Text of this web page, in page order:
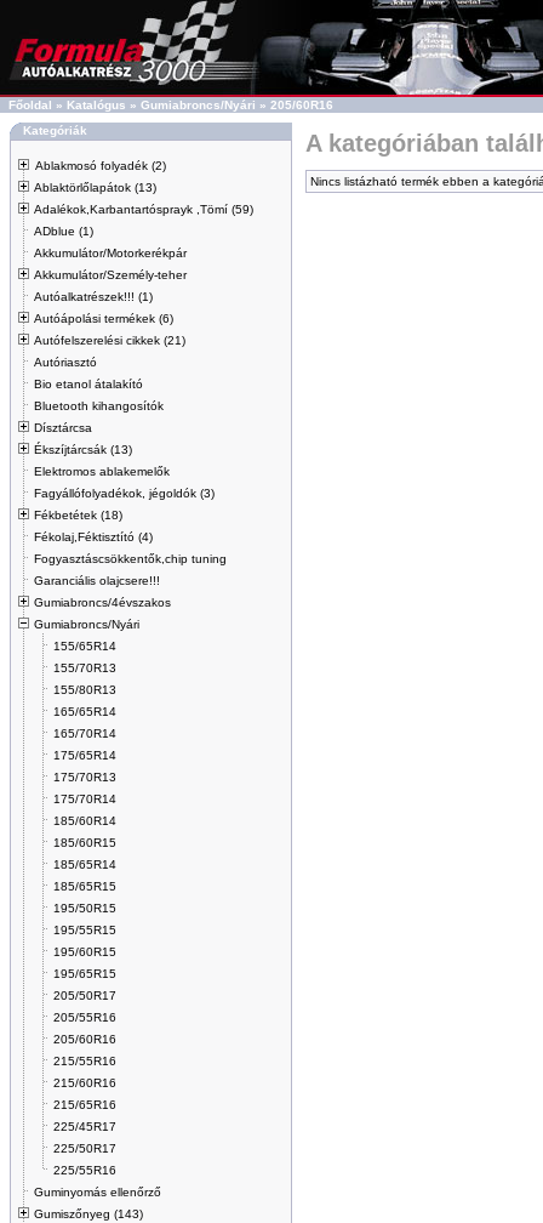
Főoldal » Katalógus » Gumiabroncs/Nyári » 205/60R16
Kategóriák
Ablakmosó folyadék (2)
Ablaktörlőlapátok (13)
Adalékok,Karbantartósprayk ,Tömí (59)
ADblue (1)
Akkumulátor/Motorkerékpár
Akkumulátor/Személy-teher
Autóalkatrészek!!! (1)
Autóápolási termékek (6)
Autófelszerelési cikkek (21)
Autóriasztó
Bio etanol átalakító
Bluetooth kihangosítók
Dísztárcsa
Ékszíjtárcsák (13)
Elektromos ablakemelők
Fagyállófolyadékok, jégoldók (3)
Fékbetétek (18)
Fékolaj,Féktisztító (4)
Fogyasztáscsökkentők,chip tuning
Garanciális olajcsere!!!
Gumiabroncs/4évszakos
Gumiabroncs/Nyári
155/65R14
155/70R13
155/80R13
165/65R14
165/70R14
175/65R14
175/70R13
175/70R14
185/60R14
185/60R15
185/65R14
185/65R15
195/50R15
195/55R15
195/60R15
195/65R15
205/50R17
205/55R16
205/60R16
215/55R16
215/60R16
215/65R16
225/45R17
225/50R17
225/55R16
Guminyomás ellenőrző
Gumiszőnyeg (143)
A kategóriában
Nincs listázható termék ebben a